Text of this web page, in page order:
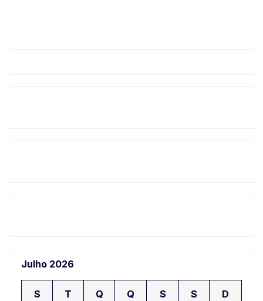
Julho 2026
S T Q Q S S D